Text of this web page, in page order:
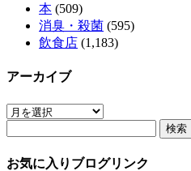
本 (509)
消臭・殺菌 (595)
飲食店 (1,183)
アーカイブ
ア
イ
お気に入りブログリンク